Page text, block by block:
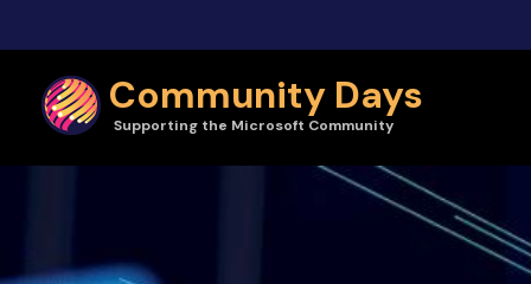
Community Days
Supporting the Microsoft Community
Community Days | Exchange Summit 2025